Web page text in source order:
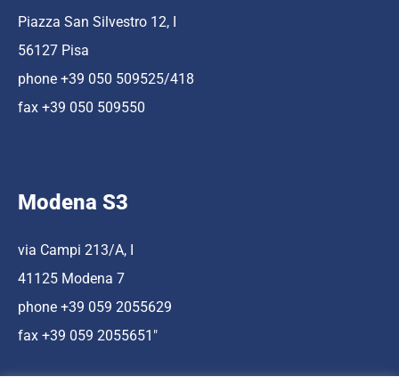
Piazza San Silvestro 12, I
56127 Pisa
phone +39 050 509525/418
fax +39 050 509550
Modena S3
via Campi 213/A, I
41125 Modena 7
phone +39 059 2055629
fax +39 059 2055651″